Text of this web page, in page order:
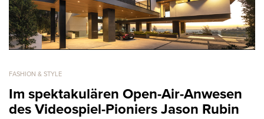
FASHION & STYLE
Im spektakulären Open-Air-Anwesen
des Videospiel-Pioniers Jason Rubin